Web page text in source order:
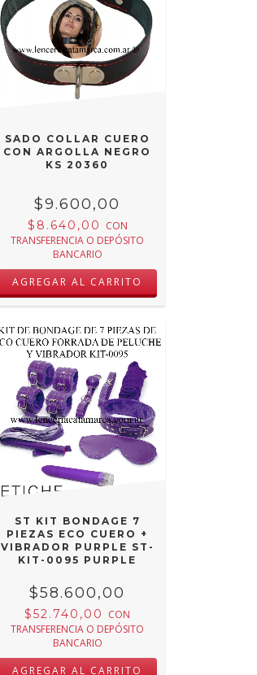
SADO COLLAR CUERO
CON ARGOLLA NEGRO
KS 20360
$9.600,00
$8.640,00 CON
TRANSFERENCIA O DEPÓSITO
BANCARIO
ST KIT BONDAGE 7
PIEZAS ECO CUERO +
VIBRADOR PURPLE ST-
KIT-0095 PURPLE
$58.600,00
$52.740,00 CON
TRANSFERENCIA O DEPÓSITO
BANCARIO